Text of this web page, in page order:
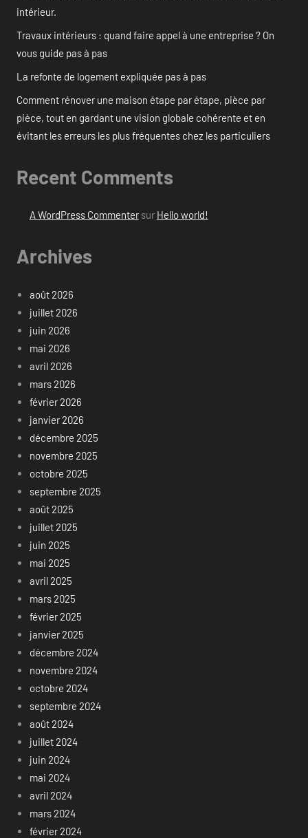
intérieur.
Travaux intérieurs : quand faire appel à une entreprise ? On
vous guide pas à pas
La refonte de logement expliquée pas à pas
Comment rénover une maison étape par étape, pièce par
pièce, tout en gardant une vision globale cohérente et en
évitant les erreurs les plus fréquentes chez les particuliers
Recent Comments
A WordPress Commentersur Hello world!
Archives
août 2026
juillet 2026
juin 2026
mai 2026
avril 2026
mars 2026
février 2026
janvier 2026
décembre 2025
novembre 2025
octobre 2025
septembre 2025
août 2025
juillet 2025
juin 2025
mai 2025
avril 2025
mars 2025
février 2025
janvier 2025
décembre 2024
novembre 2024
octobre 2024
septembre 2024
août 2024
juillet 2024
juin 2024
mai 2024
avril 2024
mars 2024
février 2024